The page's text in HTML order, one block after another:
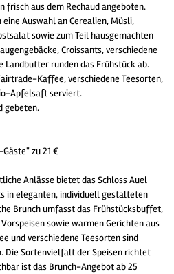
aus dem Rechaud angeboten.
Auswahl an Cerealien, Müsli,
sowie zum Teil hausgemachten
Croissants, verschiedene
runden das Frühstück ab.
Kaffee, verschiedene Teesorten,
Apfelsaft serviert.
gebeten.
zu 21 €
Anlässe bietet das Schloss Auel
in eleganten, individuell gestalteten
Brunch umfasst das Frühstücksbuffet,
sowie warmen Gerichten aus
und verschiedene Teesorten sind
Die Sortenvielfalt der Speisen richtet
ist das Brunch-Angebot ab 25